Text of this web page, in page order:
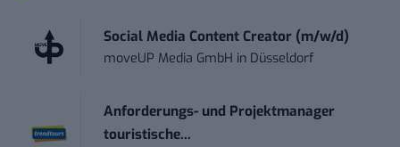
Social Media Content Creator (m/w/d)
moveUP Media GmbH in Düsseldorf
Anforderungs- und Projektmanager
touristische...